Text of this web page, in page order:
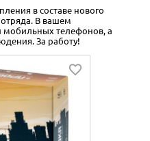
в составе нового
В вашем
мобильных телефонов, а
За работу!